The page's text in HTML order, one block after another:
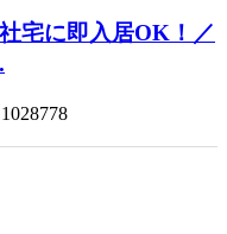
宅に即入居OK！／